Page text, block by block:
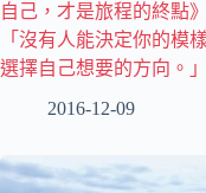
自己，才是旅程的終點
「沒有人能決定你的模
選擇自己想要的方向。」
2016-12-09